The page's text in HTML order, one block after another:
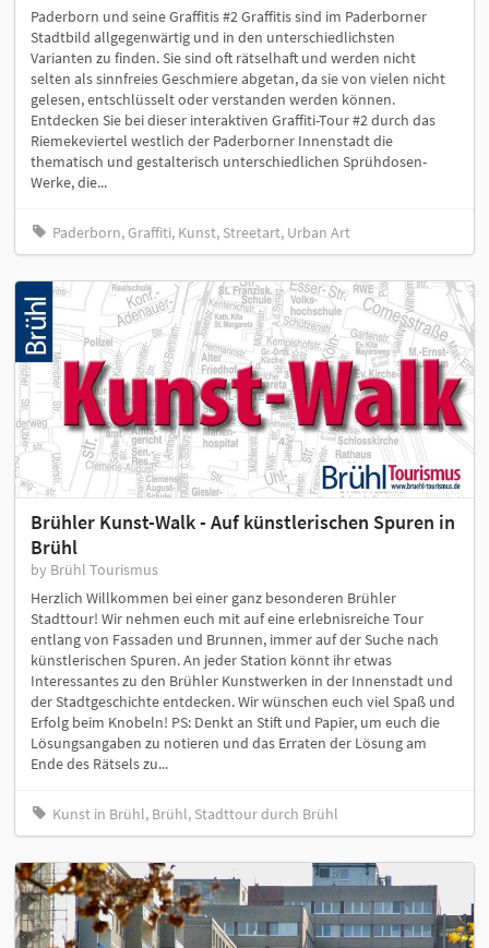
Paderborn und seine Graffitis #2 Graffitis sind im Paderborner
Stadtbild allgegenwärtig und in den unterschiedlichsten
Varianten zu finden. Sie sind oft rätselhaft und werden nicht
selten als sinnfreies Geschmiere abgetan, da sie von vielen nicht
gelesen, entschlüsselt oder verstanden werden können.
Entdecken Sie bei dieser interaktiven Graffiti-Tour #2 durch das
Riemekeviertel westlich der Paderborner Innenstadt die
thematisch und gestalterisch unterschiedlichen Sprühdosen-
Werke, die...
Paderborn, Graffiti, Kunst, Streetart, Urban Art
Brühler Kunst-Walk - Auf künstlerischen Spuren in
Brühl
by Brühl Tourismus
Herzlich Willkommen bei einer ganz besonderen Brühler
Stadttour! Wir nehmen euch mit auf eine erlebnisreiche Tour
entlang von Fassaden und Brunnen, immer auf der Suche nach
künstlerischen Spuren. An jeder Station könnt ihr etwas
Interessantes zu den Brühler Kunstwerken in der Innenstadt und
der Stadtgeschichte entdecken. Wir wünschen euch viel Spaß und
Erfolg beim Knobeln! PS: Denkt an Stift und Papier, um euch die
Lösungsangaben zu notieren und das Erraten der Lösung am
Ende des Rätsels zu...
Kunst in Brühl, Brühl, Stadttour durch Brühl